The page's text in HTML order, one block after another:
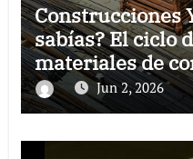
Construcciones
sabías? El ciclo
materiales de
revoluciona
modernos
Jun 2, 2026